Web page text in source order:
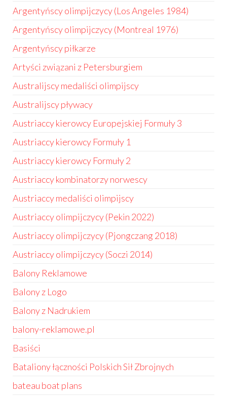
Argentyńscy olimpijczycy (Los Angeles 1984)
Argentyńscy olimpijczycy (Montreal 1976)
Argentyńscy piłkarze
Artyści związani z Petersburgiem
Australijscy medaliści olimpijscy
Australijscy pływacy
Austriaccy kierowcy Europejskiej Formuły 3
Austriaccy kierowcy Formuły 1
Austriaccy kierowcy Formuły 2
Austriaccy kombinatorzy norwescy
Austriaccy medaliści olimpijscy
Austriaccy olimpijczycy (Pekin 2022)
Austriaccy olimpijczycy (Pjongczang 2018)
Austriaccy olimpijczycy (Soczi 2014)
Balony Reklamowe
Balony z Logo
Balony z Nadrukiem
balony-reklamowe.pl
Basiści
Bataliony łączności Polskich Sił Zbrojnych
bateau boat plans